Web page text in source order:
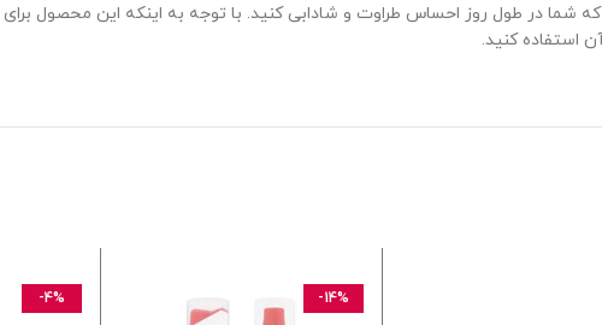
شما در طول روز احساس طراوت و شادابی کنید. با توجه به اینکه این محصول
استفاده کنید.
-14%
-4%